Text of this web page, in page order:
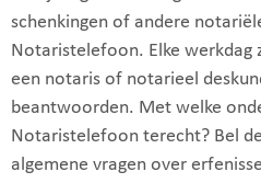
schenkingen of andere
Notaristelefoon. Elke werkdag
een notaris of notarieel
beantwoorden. Met welke
Notaristelefoon terecht? Bel
algemene vragen over